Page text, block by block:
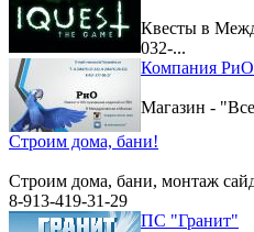
Квесты в
032-...
Компания
Магазин -
Строим дома, бани!
Строим дома, бани, монтаж
8-913-419-31-29
ПС "Гранит"